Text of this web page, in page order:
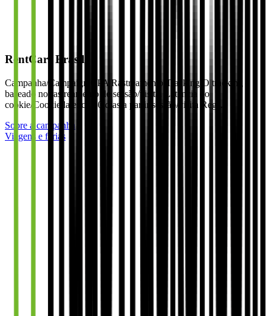
RentCars Brasil
Campanha/Campaign CPA Rastreamento/Tracking O tracking é
baseado no rastreamento de sessão/visita. Latência do
cookie/Cookie latency 30 dias a partir sessão/visita Reg…
Sobre a campanha
Viagens e férias